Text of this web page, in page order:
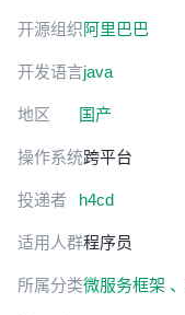
开源组织阿里巴巴
开发语言java
地区 国产
操作系统跨平台
投递者 h4cd
适用人群程序员
所属分类微服务框架 、